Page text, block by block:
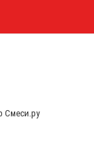
Смеси.ру